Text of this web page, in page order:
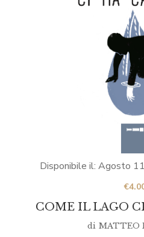
COME IL LAGO
Disponibile il: Agosto
€
di MATTEO